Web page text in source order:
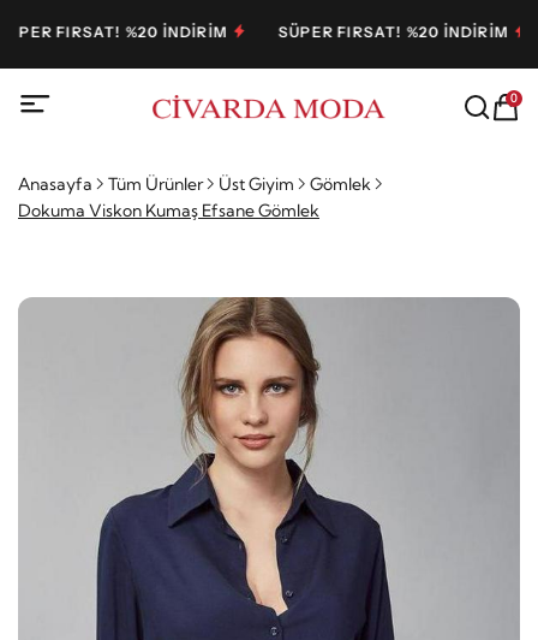
FIRSAT! %20 İNDİRİM SÜPER FIRSAT! %20 İNDİRİM
0
Anasayfa Tüm Ürünler Üst Giyim
Gömlek
Dokuma Viskon Kumaş Efsane Gömlek